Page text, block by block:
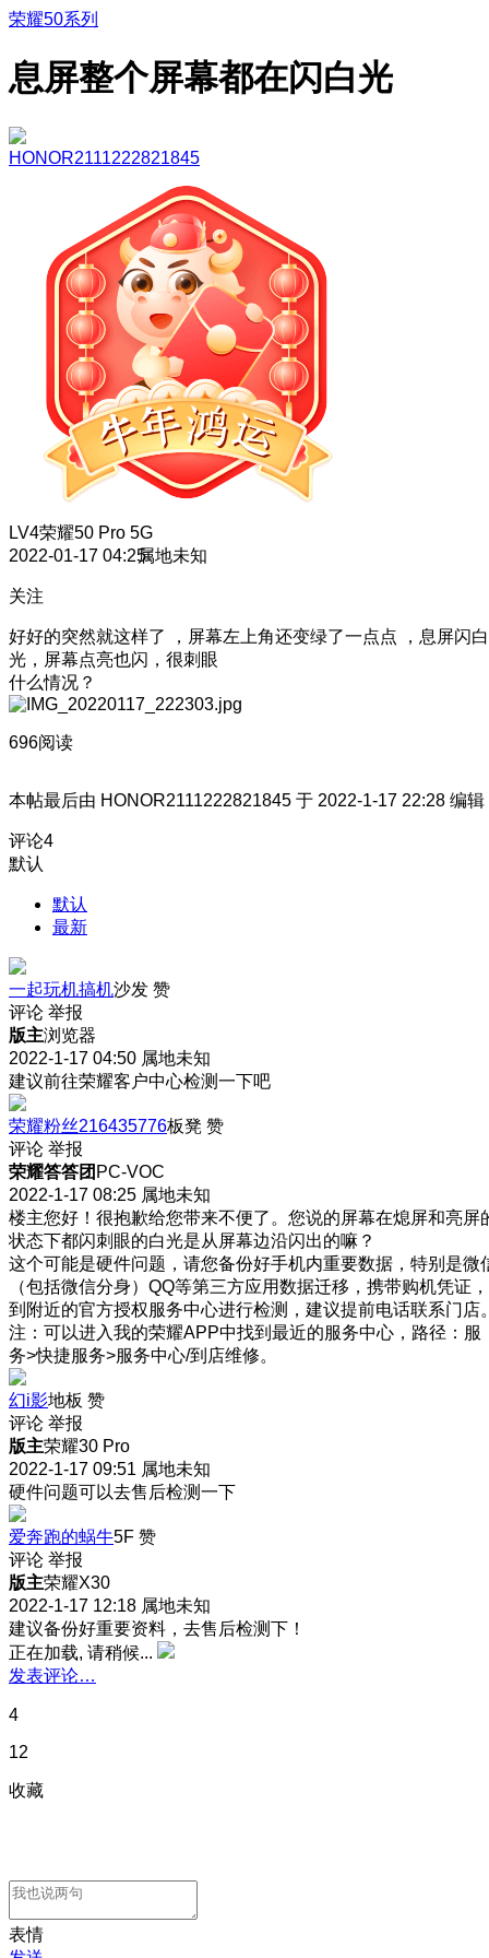
荣耀50系列
息屏整个屏幕都在闪白光
HONOR2111222821845
LV4荣耀50 Pro 5G
2022-01-17 04:25属地未知
关注
好好的突然就这样了 ，屏幕左上角还变绿了一点点 ，息屏闪白
光，屏幕点亮也闪，很刺眼
什么情况？
696阅读
本帖最后由 HONOR2111222821845 于 2022-1-17 22:28 编辑
评论4
默认
默认
最新
一起玩机搞机沙发 赞
评论 举报
版主浏览器
2022-1-17 04:50 属地未知
建议前往荣耀客户中心检测一下吧
荣耀粉丝216435776板凳 赞
评论 举报
荣耀答答团 PC-VOC
2022-1-17 08:25 属地未知
楼主您好！很抱歉给您带来不便了。您说的屏幕在熄屏和亮屏
状态下都闪刺眼的白光是从屏幕边沿闪出的嘛？
这个可能是硬件问题，请您备份好手机内重要数据，特别是微
（包括微信分身）QQ等第三方应用数据迁移，携带购机凭证，
到附近的官方授权服务中心进行检测，建议提前电话联系门店
注：可以进入我的荣耀APP中找到最近的服务中心，路径：服
务>快捷服务>服务中心/到店维修。
幻i影地板 赞
评论 举报
版主荣耀30 Pro
2022-1-17 09:51 属地未知
硬件问题可以去售后检测一下
爱奔跑的蜗牛5F 赞
评论 举报
版主荣耀X30
2022-1-17 12:18 属地未知
建议备份好重要资料，去售后检测下！
正在加载, 请稍候...
发表评论…
4
12
收藏
表情